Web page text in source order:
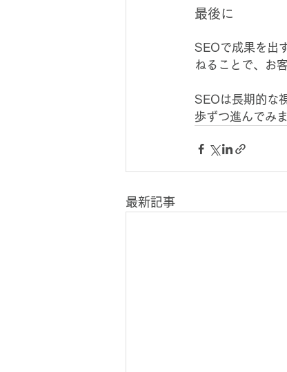
最後に
SEOで成果を出
ねることで、お
SEOは長期的な
歩ずつ進んでみ
最新記事